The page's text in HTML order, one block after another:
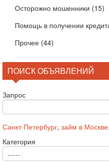
Осторожно мошенники (15)
Помощь в получении
Прочее (44)
ПОИСК ОБЪЯВЛЕНИЙ
Запрос
Санкт-Петербург, займ в Москве,
Категория